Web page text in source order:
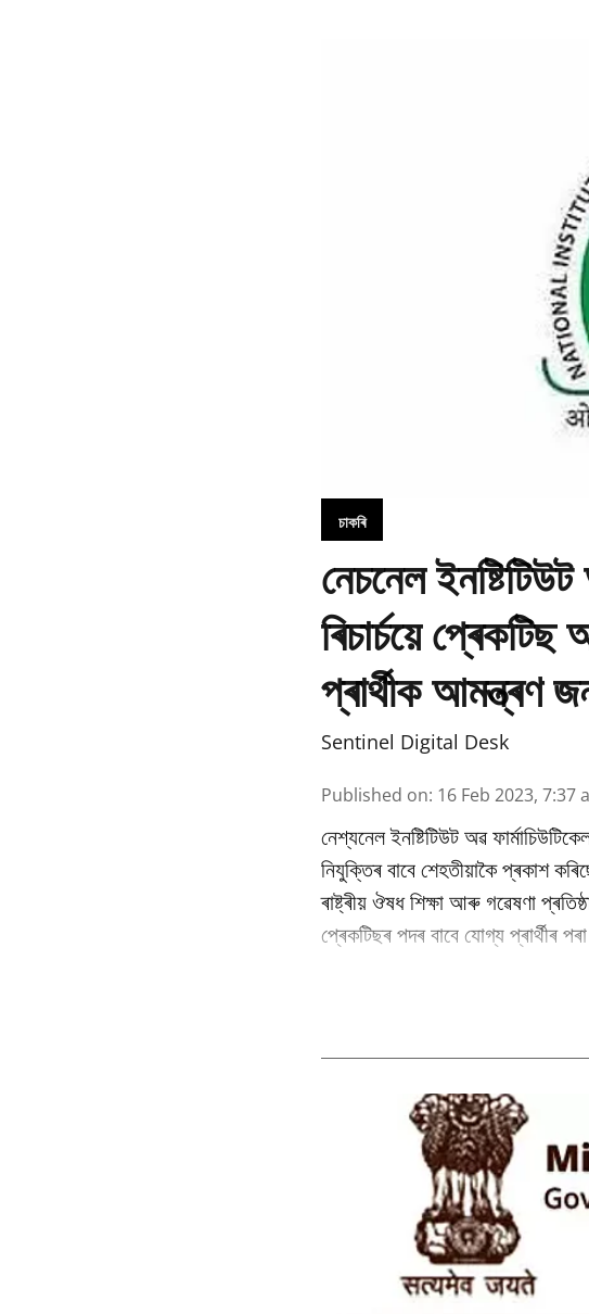
চাকৰি
নেচনেল
ৰিচাৰ্চয়ে
প্ৰাৰ্থীক আমন্ত্ৰণ
Sentinel Digital Desk
Published on: 16 Feb 2023, 7:37
নেশ্যনেল ইনষ্টিটিউট অৱ
নিযুক্তিৰ বাবে শেহতীয়াকৈ প্ৰকাশ
ৰাষ্ট্ৰীয় ঔষধ শিক্ষা আৰু গৱেষণা
প্ৰেকটিছৰ পদৰ বাবে যোগ্য প্ৰাৰ্থীৰ